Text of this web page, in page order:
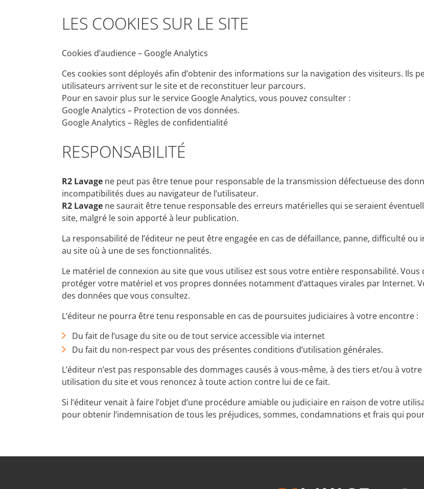
LES COOKIES SUR LE SITE
Cookies d’audience – Google Analytics
Ces cookies sont déployés afin d’obtenir des informations sur la navigation des visiteurs.
utilisateurs arrivent sur le site et de reconstituer leur parcours.
Pour en savoir plus sur le service Google Analytics, vous pouvez consulter :
Google Analytics – Protection de vos données.
Google Analytics – Règles de confidentialité
RESPONSABILITÉ
R2 Lavage ne peut pas être tenue pour responsable de la transmission défectueuse des
incompatibilités dues au navigateur de l’utilisateur.
R2 Lavage ne saurait être tenue responsable des erreurs matérielles qui se seraient
site, malgré le soin apporté à leur publication.
La responsabilité de l’éditeur ne peut être engagée en cas de défaillance, panne, difficulté
au site où à une de ses fonctionnalités.
Le matériel de connexion au site que vous utilisez est sous votre entière responsabilité.
protéger votre matériel et vos propres données notamment d’attaques virales par Internet.
des données que vous consultez.
L’éditeur ne pourra être tenu responsable en cas de poursuites judiciaires à votre encontre :
Du fait de l’usage du site ou de tout service accessible via internet
Du fait du non-respect par vous des présentes conditions d’utilisation générales.
L’éditeur n’est pas responsable des dommages causés à vous-même, à des tiers et/ou à
utilisation du site et vous renoncez à toute action contre lui de ce fait.
Si l’éditeur venait à faire l’objet d’une procédure amiable ou judiciaire en raison de votre
pour obtenir l’indemnisation de tous les préjudices, sommes, condamnations et frais qui